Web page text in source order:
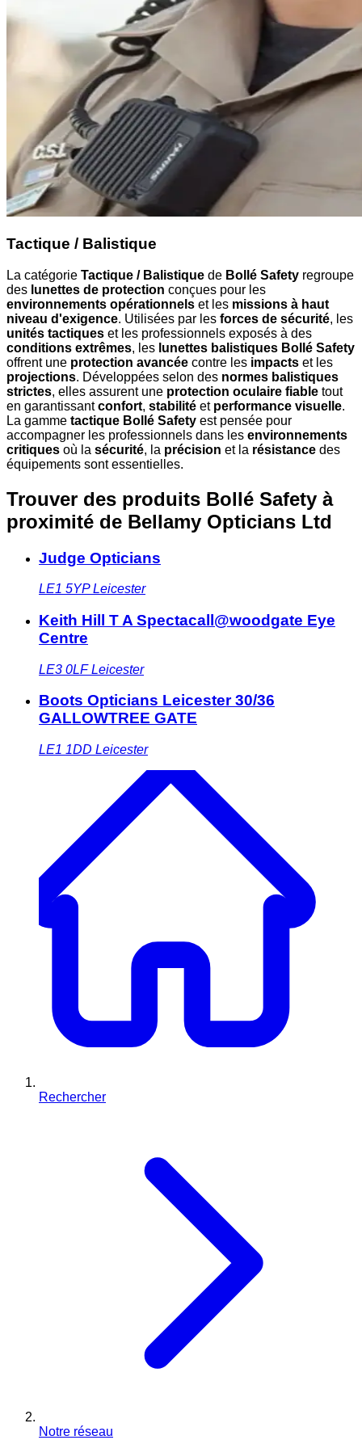
Tactique / Balistique
La catégorie Tactique / Balistique de Bollé Safety regroupe
des lunettes de protection conçues pour les
environnements opérationnels et les missions à haut
niveau d'exigence. Utilisées par les forces de sécurité, les
unités tactiques et les professionnels exposés à des
conditions extrêmes, les lunettes balistiques Bollé Safety
offrent une protection avancée contre les impacts et les
projections. Développées selon des normes balistiques
strictes, elles assurent une protection oculaire fiable tout
en garantissantconfort, stabilité et performance visuelle.
La gamme tactique Bollé Safety est pensée pour
accompagner les professionnels dans les environnements
critiques où la sécurité, la précision et la résistance des
équipements sont essentielles.
Trouver des produits Bollé Safety à
proximité de Bellamy Opticians Ltd
Judge Opticians
LE1 5YP Leicester
Keith Hill T A Spectacall@woodgate Eye
Centre
LE3 0LF Leicester
Boots Opticians Leicester 30/36
GALLOWTREE GATE
LE1 1DD Leicester
Rechercher
Notre réseau